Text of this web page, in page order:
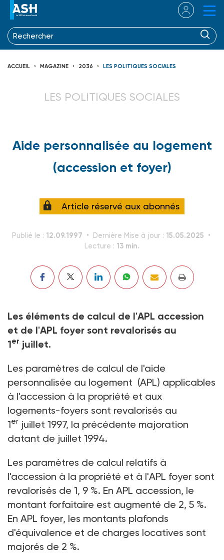
ACCUEIL MAGAZINE 2036 LES POLITIQUES SOCIALES
LES POLITIQUES SOCIALES
Aide personnalisée au logement
(accession et foyer)
Article réservé aux abonnés
Publié le : 12.09.1997 Dernière Mise à jour : 15.05.2025
Lecture : 13 min.
Les éléments de calcul de l'APL accession
et de l'APL foyer sont revalorisés au
1er juillet.
Les paramètres de calcul de l'aide
personnalisée au logement (APL) applicables
à l'accession à la propriété et aux
logements-foyers sont revalorisés au
1er juillet 1997, la précédente majoration
datant de juillet 1994.
Les paramètres de calcul relatifs à
l'accession à la propriété et à l'APL foyer sont
revalorisés de 1, 9 %. En APL accession, le
montant forfaitaire est augmenté de 2, 5 %.
En APL foyer, les montants plafonds
d'équivalence et de charges locatives sont
majorés de 2 %.